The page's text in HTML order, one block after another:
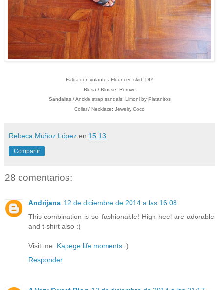
Falda con volante / Flounced skirt: DIY
Blusa / Blouse: Romwe
Sandalias / Anckle strap sandals: Limoni by Platanitos
Collar / Necklace: Jewelry Coco
Rebeca Muñoz López en 15:13
Compartir
28 comentarios:
Andrijana 12 de diciembre de 2014 a las 16:08
This combination is so fashionable! High heel are adorable
and t-shirt also :)
Visit me: Kapege life moments :)
Responder